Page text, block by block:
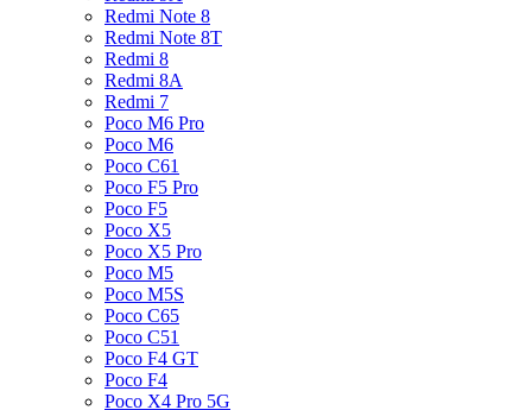
Redmi Note 8
Redmi Note 8T
Redmi 8
Redmi 8A
Redmi 7
Poco M6 Pro
Poco M6
Poco C61
Poco F5 Pro
Poco F5
Poco X5
Poco X5 Pro
Poco M5
Poco M5S
Poco C65
Poco C51
Poco F4 GT
Poco F4
Poco X4 Pro 5G